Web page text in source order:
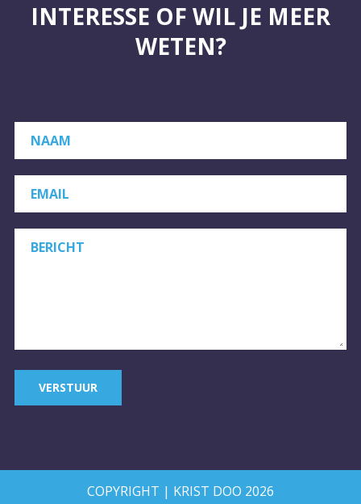
INTERESSE OF WIL JE MEER
WETEN?
VERSTUUR
COPYRIGHT | KRIST DOO 2026